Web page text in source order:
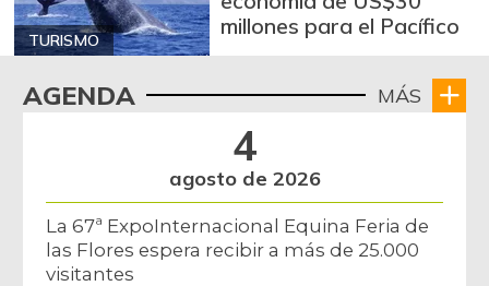
TURISMO
millones para el Pacífico
AGENDA MÁS
4
agosto de 2026
La 67ª ExpoInternacional Equina Feria de
las Flores espera recibir a más de 25.000
visitantes